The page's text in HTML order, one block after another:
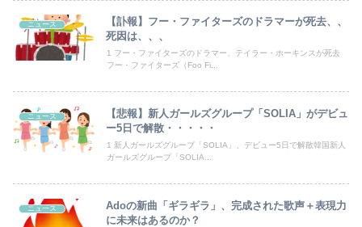
【物議】倉田真由美さん「警官を非難する人間は、一体誰の命を守りたいのか」
南後杏子アナ 透けノースリーブ！！
『らぶぽーしょんめーかー』 その３２
海外「世界で日本を死守するぞ！」 日本の消防署を訪れたちびっ子集団が世界をメロメロに
ニュース
【訃報】フー・ファイターズのドラマーが死去、、
死因は、、、
1 フー・ファイターズのドラマー、テイラー・ホーキンスが死去
フー・ファイターズ（Foo Fi...
ニュース
【悲報】新人ガールズグループ「SOLIA」がデビュ
ー5日で解散・・・・・
1 新人ガールズグループ「SOLIA」、デビュー5日で解散韓国新人
ガールズグループ「SOLIA...
ニュース
Adoの新曲「ギラギラ」、完成された歌声＋表現力
に未来はあるのか？